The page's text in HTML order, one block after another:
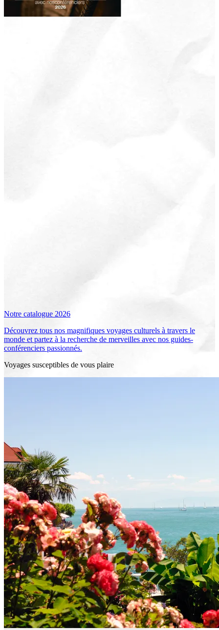
Notre catalogue 2026
Découvrez tous nos magnifiques voyages culturels à travers le
monde et partez à la recherche de merveilles avec nos guides-
conférenciers passionnés.
Voyages susceptibles de vous plaire